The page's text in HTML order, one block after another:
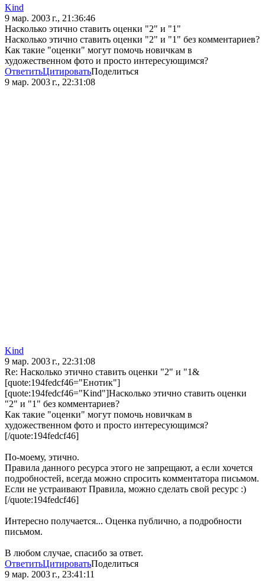
Kind
9 мар. 2003 г., 21:36:46
Насколько этично ставить оценки "2" и "1"
Насколько этично ставить оценки "2" и "1" без комментариев?
Как такие "оценки" могут помочь новичкам в
художественном фото и просто интересующимся?
ОтветитьЦитироватьПоделиться
9 мар. 2003 г., 22:31:08
Kind
9 мар. 2003 г., 22:31:08
Re: Насколько этично ставить оценки "2" и "1&
[quote:194fedcf46="Енотик"]
[quote:194fedcf46="Kind"]Насколько этично ставить оценки
"2" и "1" без комментариев?
Как такие "оценки" могут помочь новичкам в
художественном фото и просто интересующимся?
[/quote:194fedcf46]
По-моему, этично.
Правила данного ресурса этого не запрещают, а если хочется
подробностей, всегда можно спросить комментатора письмом.
Если не устраивают Правила, можно сделать свой ресурс :)
[/quote:194fedcf46]
Интересно получается... Оценка публично, а подробности
письмом.
В любом случае, спасибо за ответ.
ОтветитьЦитироватьПоделиться
9 мар. 2003 г., 23:41:11